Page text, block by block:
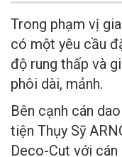
Trong phạm vị
có một yêu cầu
độ rung thấp và
phôi dài, mảnh.
Bên cạnh cán
tiện Thụy Sỹ
Deco-Cut với